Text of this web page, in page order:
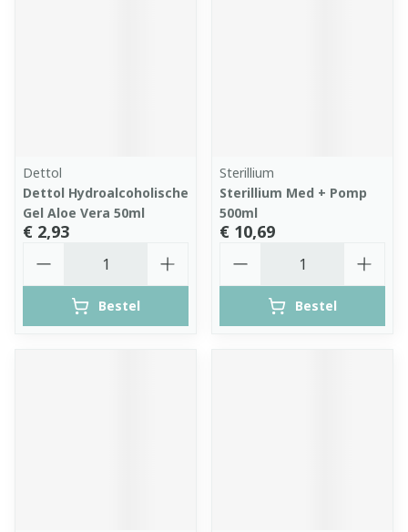
Dettol
Dettol Hydroalcoholische
Gel Aloe Vera 50ml
€ 2,93
Bestel
Sterillium
Sterillium Med + Pomp
500ml
€ 10,69
Bestel